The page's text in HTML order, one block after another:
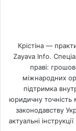
Крістіна —
Zayava Info.
праві:
міжнародних
підтримка
юридичну точність
законодавству
актуальні